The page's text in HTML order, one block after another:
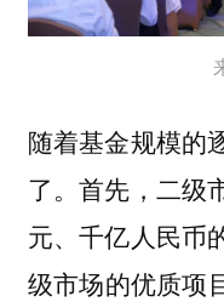
随着基金规模的
了。首先，二级
元、千亿人民币
级市场的优质项